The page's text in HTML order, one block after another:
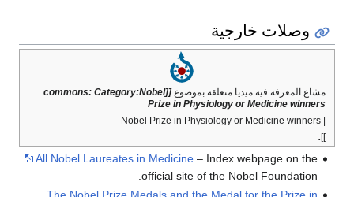
وصلات خارجية
مشاع المعرفة فيه ميديا متعلقة بموضوع [[commons: Category:Nobel
Prize in Physiology or Medicine winners
| Nobel Prize in Physiology or Medicine winners
]]
.
All Nobel Laureates in Medicine– Index webpage on the
official site of the Nobel Foundation.
The Nobel Prize Medals and the Medal for the Prize in